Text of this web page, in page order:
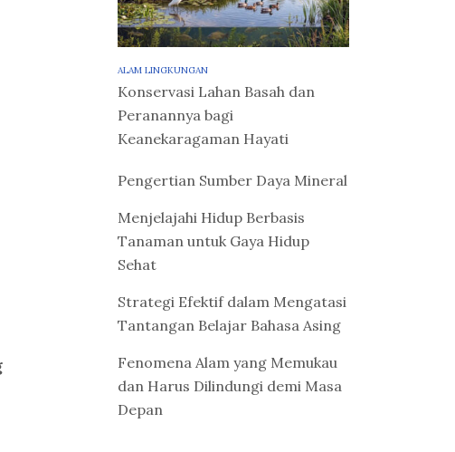
ALAM LINGKUNGAN
Konservasi Lahan Basah dan
Peranannya bagi
Keanekaragaman Hayati
Pengertian Sumber Daya Mineral
Menjelajahi Hidup Berbasis
Tanaman untuk Gaya Hidup
Sehat
Strategi Efektif dalam Mengatasi
Tantangan Belajar Bahasa Asing
Fenomena Alam yang Memukau
dan Harus Dilindungi demi Masa
Depan